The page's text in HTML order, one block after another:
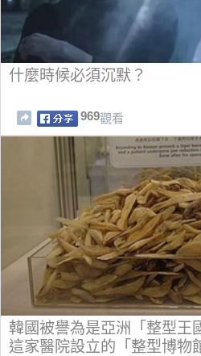
什麼時候必須沉默？
969觀看
韓國被譽為是亞洲「整型王
這家醫院設立的「整型博物